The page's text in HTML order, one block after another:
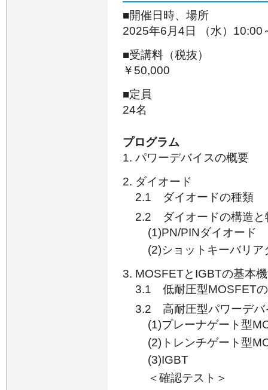
■開催日時、場所
2025年6月4日 （水）10:00
■受講料（税抜）
￥50,000
■定員
24名
プログラム
パワーデバイスの概要
ダイオード
2.1 ダイオードの種類
2.2 ダイオードの構造と
(1)PN/PINダイオード
(2)ショットキーバリア
MOSFETとIGBTの基本
3.1 低耐圧型MOSFET
3.2 高耐圧型パワーデバ
(1)プレーナゲート型
(2)トレンチゲート型
(3)IGBT
＜確認テスト＞